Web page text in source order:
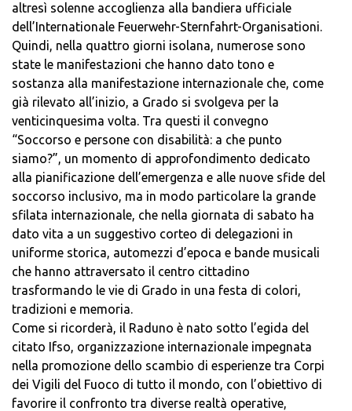
altresì solenne accoglienza alla bandiera ufficiale
dell’Internationale Feuerwehr-Sternfahrt-Organisationi.
Quindi, nella quattro giorni isolana, numerose sono
state le manifestazioni che hanno dato tono e
sostanza alla manifestazione internazionale che, come
già rilevato all’inizio, a Grado si svolgeva per la
venticinquesima volta. Tra questi il convegno
“Soccorso e persone con disabilità: a che punto
siamo?”, un momento di approfondimento dedicato
alla pianificazione dell’emergenza e alle nuove sfide del
soccorso inclusivo, ma in modo particolare la grande
sfilata internazionale, che nella giornata di sabato ha
dato vita a un suggestivo corteo di delegazioni in
uniforme storica, automezzi d’epoca e bande musicali
che hanno attraversato il centro cittadino
trasformando le vie di Grado in una festa di colori,
tradizioni e memoria.
Come si ricorderà, il Raduno è nato sotto l’egida del
citato Ifso, organizzazione internazionale impegnata
nella promozione dello scambio di esperienze tra Corpi
dei Vigili del Fuoco di tutto il mondo, con l’obiettivo di
favorire il confronto tra diverse realtà operative,